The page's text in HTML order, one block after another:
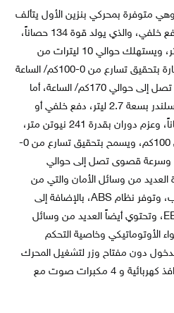
هذه السيارة عام 2019، وهي متوفرة بمحركي بنزين الأول يتألف
من أربع سلندر بسعة 2.0 ليتر، دفع خلفي، والذي يولد قوة 134 حصاناً،
وعزم دوران بقدرة 182 نيوتن متر، ويستهلك حوالي 10 ليترات من
الوقود كل 100كم، ويسمح للسيارة بتحقيق تسارع من 0-100كم/ الساعة
خلال 15.0 ثانية، وسرعة قصوى تصل إلى حوالي 170كم/ الساعة، أما
المحرك الثاني فهو يتألف من 4 سلندر بسعة 2.7 ليتر، دفع خلفي أو
رباعي، والذي يولد قوة 158 حصاناً، وعزم دوران بقدرة 241 نيوتن متر،
ويستهلك 11 لتراً من الوقود كل 100كم، ويسمح بتحقيق تسارع من 0-
خلال 11.0 ثانية، وسرعة قصوى تصل إلى حوالي
العديد من وسائل الأمان والتي من
أهمها الوسائد هوائية لكافة الركاب، وتوفر نظام ABS، بالإضافة إلى
نظام توزيع إلكتروني للفرامل EBD، وتحتوي أيضاً العديد من وسائل
الأوتوماتيكي وخاصية التحكم
دون مفتاح وزر لتشغيل المحرك
وخاصية قفل الأبواب الألي، ونوافذ كهربائية و 4 مكبرات صوت مع